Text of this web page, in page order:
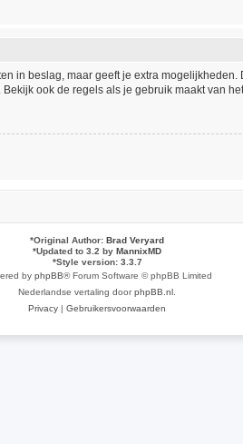
in beslag, maar geeft je extra
ook de regels als je gebruik maakt van het
*Original Author: Brad Veryard
*Updated to 3.2 by MannixMD
*Style version: 3.3.7
by phpBB® Forum Software © phpBB Limited
Nederlandse vertaling doorphpBB.nl
Privacy | Gebruikersvoorwaarden